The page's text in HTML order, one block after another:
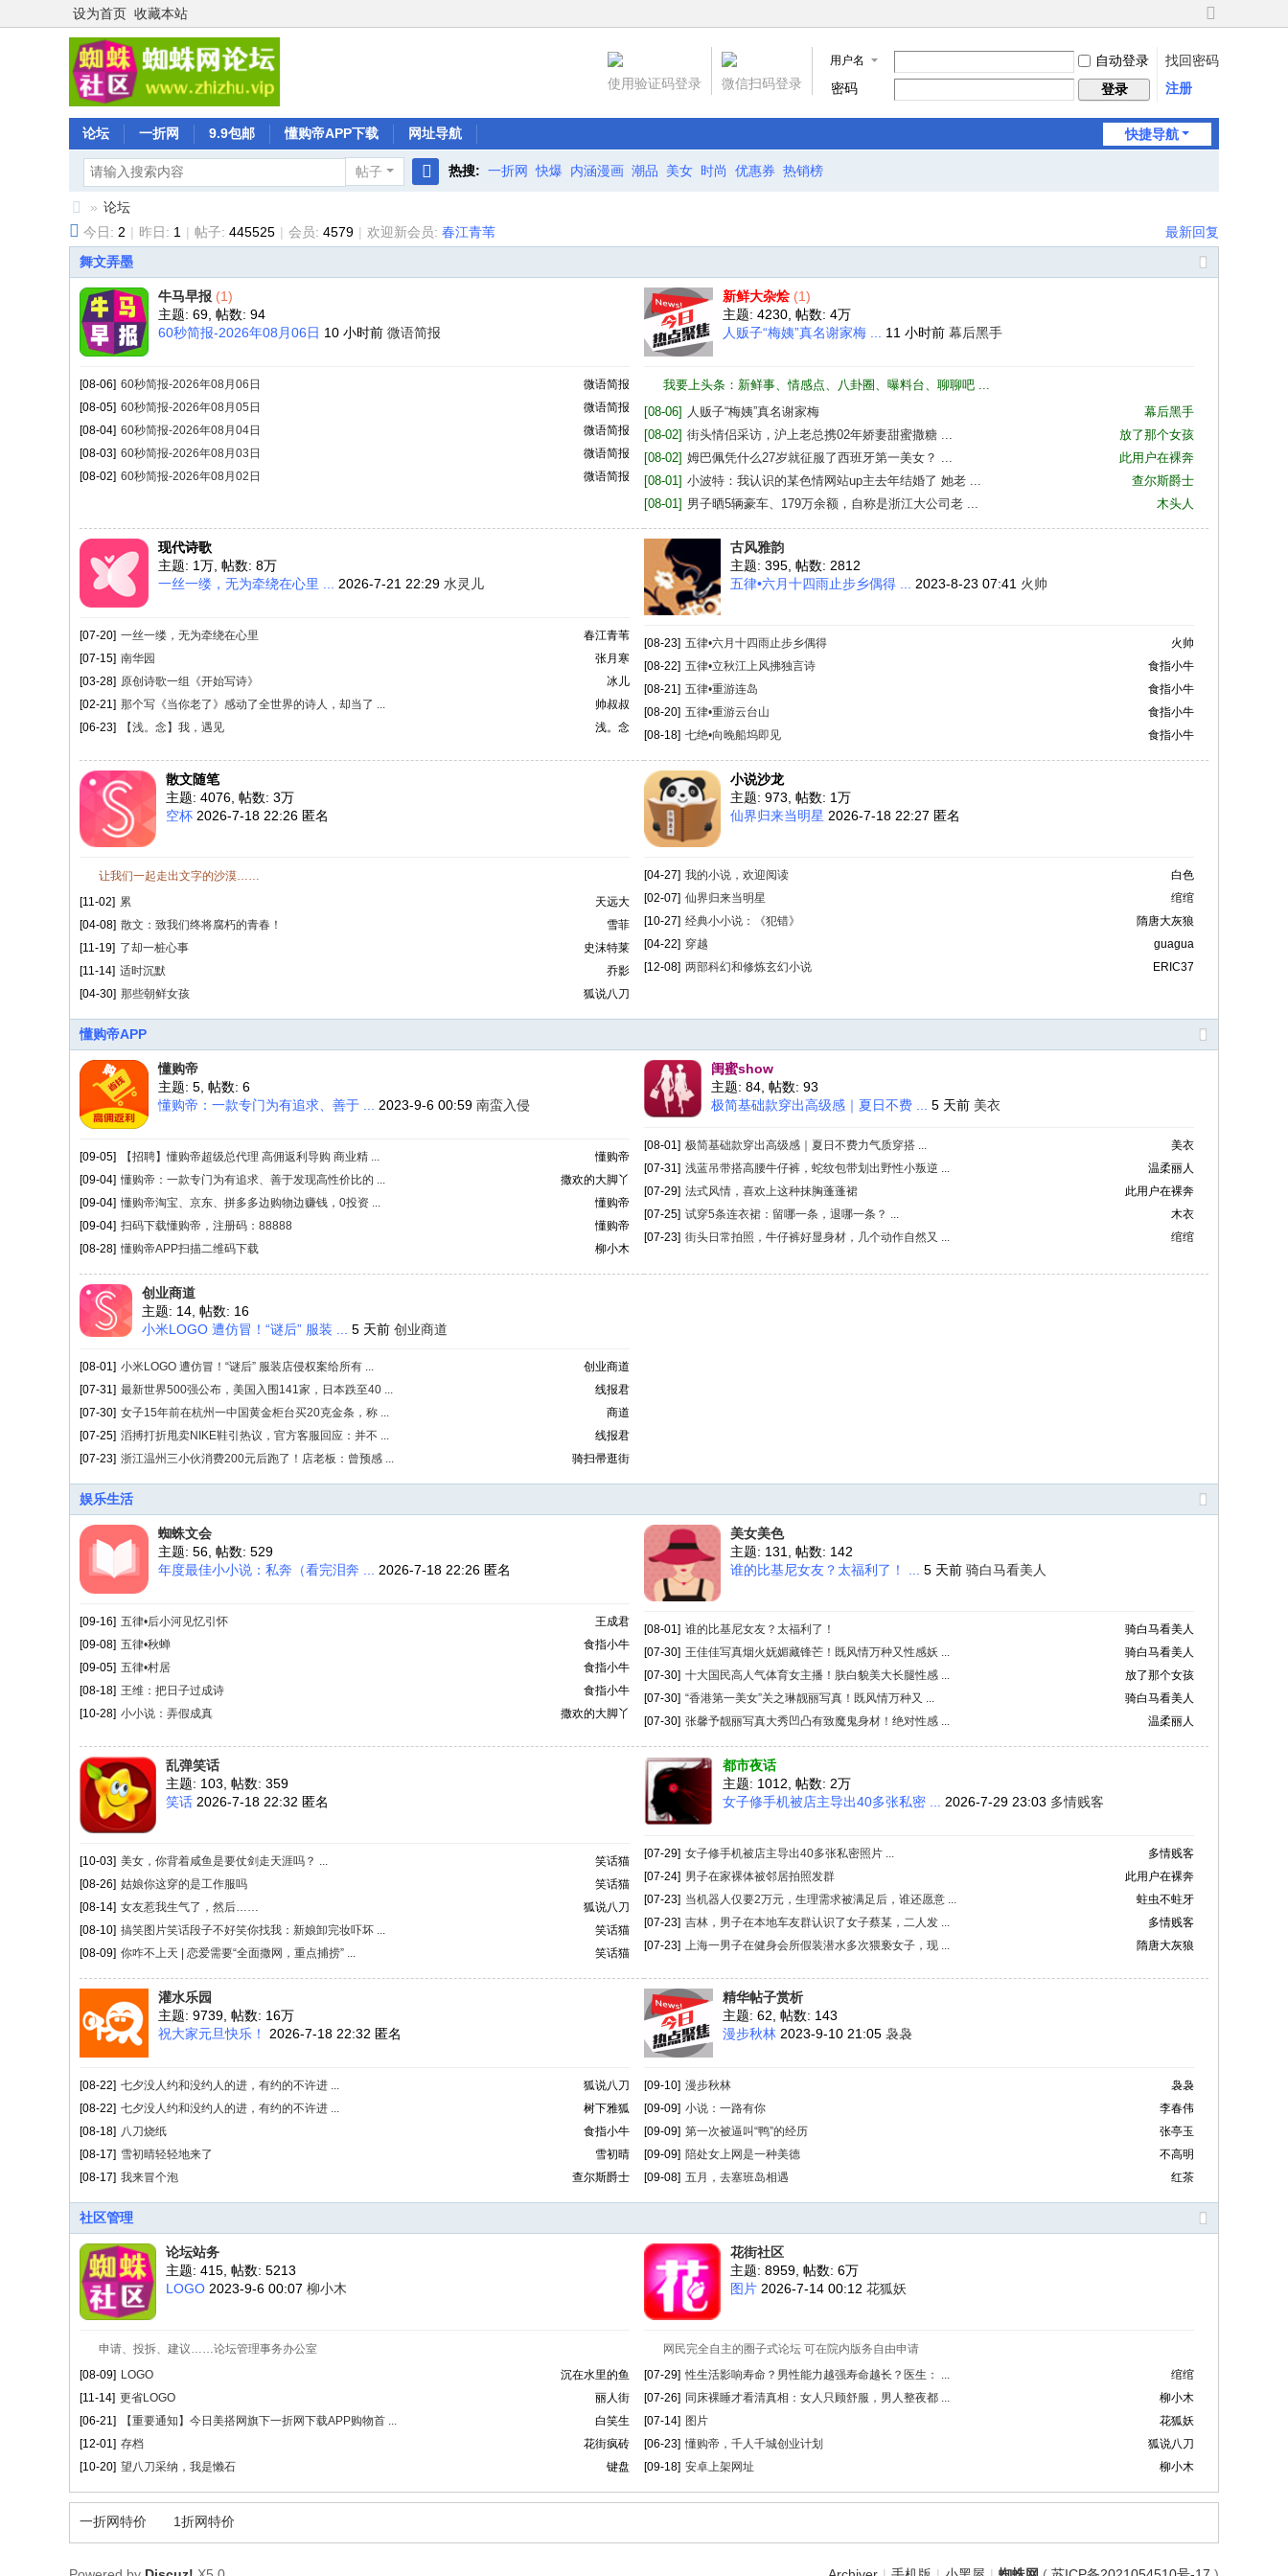
设为首页 收藏本站
切
到
用户名 自动登录
找回密码
密码
登录 注册
微信扫码登录
使用验证码登录
快捷导航
论坛 一折网 9.9包邮 懂购帝APP下载 网址导航
帖子
索
热搜: 一折网 快爆 内涵漫画 潮品 美女 时尚 优惠券 热销榜
蜘
蛛
社
区
» 论坛
今日: 2 | 昨日: 1 | 帖子: 445525 | 会员: 4579 | 欢迎新会员: 春江青苇
最新回复
舞文弄墨
牛马早报 (1)
主题: 69 帖数: 94
60秒简报-2026年08月06日 10 小时前 微语简报
[08-06] 60秒简报-2026年08月06日
微语简报
[08-05] 60秒简报-2026年08月05日
微语简报
[08-04] 60秒简报-2026年08月04日
微语简报
[08-03] 60秒简报-2026年08月03日
微语简报
[08-02] 60秒简报-2026年08月02日 微语简报
新鲜大杂烩 (1)
主题: 4230 帖数: 4万
人贩子“梅姨”真名谢家梅 ...
11 小时前 幕后黑手
我要上头条：新鲜事、情感点、八卦圈、曝料台、聊聊吧 ...
[08-06] 人贩子“梅姨”真名谢家梅
幕后黑手
[08-02] 街头情侣采访，沪上老总携02年娇妻甜蜜撒糖 ...
放了那个女孩
[08-02] 姆巴佩凭什么27岁就征服了西班牙第一美女？ ...
此用户在裸奔
[08-01] 小波特：我认识的某色情网站up主去年结婚了 她老 ...
查尔斯爵士
[08-01] 男子晒5辆豪车、179万余额，自称是浙江大公司老 ... 木头人
现代诗歌
主题: 1万 帖数: 8万
一丝一缕，无为牵绕在心里 ...
2026-7-21 22:29 水灵儿
[07-20] 一丝一缕，无为牵绕在心里
春江青苇
[07-15] 南华园
张月寒
[03-28] 原创诗歌一组《开始写诗》
冰儿
[02-21] 那个写《当你老了》感动了全世界的诗人，却当了 ...
帅叔叔
[06-23]
【浅。念】我，遇见 浅。念
古风雅韵
主题: 395 帖数: 2812
五律•六月十四雨止步乡偶得 ...
2023-8-23 07:41 火帅
[08-23] 五律•六月十四雨止步乡偶得
火帅
[08-22] 五律•立秋江上风拂独言诗
食指小牛
[08-21] 五律•重游连岛
食指小牛
[08-20] 五律•重游云台山
食指小牛
[08-18] 七绝•向晚船坞即见 食指小牛
散文随笔
主题: 4076 帖数: 3万
空杯 2026-7-18 22:26 匿名
让我们一起走出文字的沙漠……
[11-02] 累
天远大
[04-08] 散文：致我们终将腐朽的青春！
雪菲
[11-19] 了却一桩心事
史沫特莱
[11-14] 适时沉默
乔影
[04-30] 那些朝鲜女孩 狐说八刀
小说沙龙
主题: 973 帖数: 1万
仙界归来当明星 2026-7-18 22:27 匿名
[04-27] 我的小说，欢迎阅读
白色
[02-07] 仙界归来当明星
绾绾
[10-27] 经典小小说：《犯错》
隋唐大灰狼
[04-22] 穿越
guagua
[12-08] 两部科幻和修炼玄幻小说 ERIC37
懂购帝APP
懂购帝
主题: 5 帖数: 6
懂购帝：一款专门为有追求、善于 ...
2023-9-6 00:59 南蛮入侵
[09-05] 【招聘】懂购帝超级总代理 高佣返利导购 商业精 ...
懂购帝
[09-04] 懂购帝：一款专门为有追求、善于发现高性价比的 ...
撒欢的大脚丫
[09-04] 懂购帝淘宝、京东、拼多多边购物边赚钱，0投资 ...
懂购帝
[09-04] 扫码下载懂购帝，注册码：88888
懂购帝
[08-28] 懂购帝APP扫描二维码下载 柳小木
闺蜜show
主题: 84 帖数: 93
极简基础款穿出高级感｜夏日不费 ...
5 天前 美衣
[08-01] 极简基础款穿出高级感｜夏日不费力气质穿搭 ...
美衣
[07-31] 浅蓝吊带搭高腰牛仔裤，蛇纹包带划出野性小叛逆 ...
温柔丽人
[07-29] 法式风情，喜欢上这种抹胸蓬蓬裙
此用户在裸奔
[07-25] 试穿5条连衣裙：留哪一条，退哪一条？ ...
木衣
[07-23] 街头日常拍照，牛仔裤好显身材，几个动作自然又 ... 绾绾
创业商道
主题: 14 帖数: 16
小米LOGO 遭仿冒！“谜后” 服装 ...
5 天前 创业商道
[08-01] 小米LOGO 遭仿冒！“谜后” 服装店侵权案给所有 ...
创业商道
[07-31] 最新世界500强公布，美国入围141家，日本跌至40 ...
线报君
[07-30] 女子15年前在杭州一中国黄金柜台买20克金条，称 ...
商道
[07-25] 滔搏打折甩卖NIKE鞋引热议，官方客服回应：并不 ...
线报君
[07-23] 浙江温州三小伙消费200元后跑了！店老板：曾预感 ... 骑扫帚逛街
娱乐生活
蜘蛛文会
主题: 56 帖数: 529
年度最佳小小说：私奔（看完泪奔 ...
2026-7-18 22:26 匿名
[09-16] 五律•后小河见忆引怀 ​
王成君
[09-08] 五律•秋蝉
食指小牛
[09-05] 五律•村居
食指小牛
[08-18] 王维：把日子过成诗
食指小牛
[10-28] 小小说：弄假成真 撒欢的大脚丫
美女美色
主题: 131
帖数: 142
谁的比基尼女友？太福利了！ ...
5 天前 骑白马看美人
[08-01] 谁的比基尼女友？太福利了！
骑白马看美人
[07-30] 王佳佳写真烟火妩媚藏锋芒！既风情万种又性感妖 ...
骑白马看美人
[07-30] 十大国民高人气体育女主播！肤白貌美大长腿性感 ...
放了那个女孩
[07-30] “香港第一美女”关之琳靓丽写真！既风情万种又 ...
骑白马看美人
[07-30] 张馨予靓丽写真大秀凹凸有致魔鬼身材！绝对性感 ... 温柔丽人
乱弹笑话
主题: 103 帖数: 359
笑话 2026-7-18 22:32 匿名
[10-03] 美女，你背着咸鱼是要仗剑走天涯吗？ ...
笑话猫
[08-26] 姑娘你这穿的是工作服吗
笑话猫
[08-14] 女友惹我生气了，然后……
狐说八刀
[08-10] 搞笑图片笑话段子不好笑你找我：新娘卸完妆吓坏 ...
笑话猫
[08-09] 你咋不上天 | 恋爱需要“全面撒网，重点捕捞” ... 笑话猫
都市夜话
主题: 1012 帖数: 2万
女子修手机被店主导出40多张私密 ...
2026-7-29 23:03 多情贱客
[07-29] 女子修手机被店主导出40多张私密照片 ...
多情贱客
[07-24] 男子在家裸体被邻居拍照发群
此用户在裸奔
[07-23] 当机器人仅要2万元，生理需求被满足后，谁还愿意 ...
蛀虫不蛀牙
[07-23] 吉林，男子在本地车友群认识了女子蔡某，二人发 ...
多情贱客
[07-23] 上海一男子在健身会所假装潜水多次猥亵女子，现 ... 隋唐大灰狼
灌水乐园
主题: 9739 帖数: 16万
祝大家元旦快乐！
2026-7-18 22:32 匿名
[08-22] 七夕没人约和没约人的进，有约的不许进 ...
狐说八刀
[08-22] 七夕没人约和没约人的进，有约的不许进 ...
树下雅狐
[08-18] 八刀烧纸
食指小牛
[08-17] 雪初晴轻轻地来了
雪初晴
[08-17] 我来冒个泡 查尔斯爵士
精华帖子赏析
主题: 62 帖数: 143
漫步秋林 2023-9-10 21:05 袅袅
[09-10] 漫步秋林
袅袅
[09-09] 小说：一路有你
李春伟
[09-09] 第一次被逼叫“鸭”的经历
张亭玉
[09-09] 陪处女上网是一种美德
不高明
[09-08] 五月，去塞班岛相遇 红茶
社区管理
论坛站务
主题: 415 帖数: 5213
LOGO 2023-9-6 00:07 柳小木
申请、投拆、建议……论坛管理事务办公室
[08-09] LOGO
沉在水里的鱼
[11-14] 更省LOGO
丽人街
[06-21]
【重要通知】今日美搭网旗下一折网下载APP购物首 ...
白笑生
[12-01] 存档
花街疯砖
[10-20] 望八刀采纳，我是懒石 键盘
花街社区
主题: 8959 帖数: 6万
图片 2026-7-14 00:12 花狐妖
网民完全自主的圈子式论坛 可在院内版务自由申请
[07-29] 性生活影响寿命？男性能力越强寿命越长？医生： ...
绾绾
[07-26] 同床裸睡才看清真相：女人只顾舒服，男人整夜都 ...
柳小木
[07-14] 图片
花狐妖
[06-23] 懂购帝，千人千城创业计划
狐说八刀
[09-18] 安卓上架网址 柳小木
一折网特价 1折网特价